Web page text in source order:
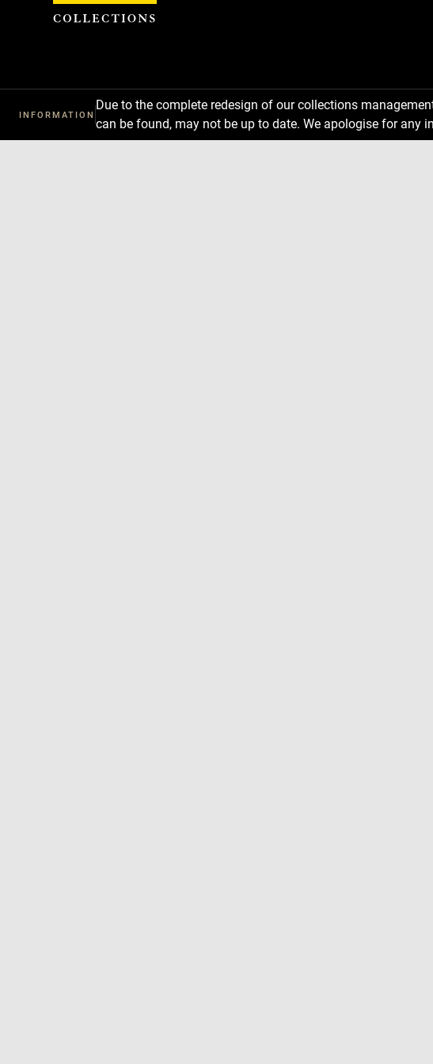
INFORMATION
Due to the complete redesign of our collections
can be found, may not be up to date. We apologise for any
Cookies management panel